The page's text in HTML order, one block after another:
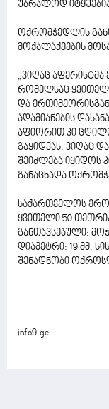
უბრალოდ
ოქრომჭედლის
მოქალაქეების
„ვიღაც აფერისტმა
რომელსაც
და
ადამიანების
აფიორით კი
გაყიდვას. ვიღაც
შეიძლება იყიდოს
განაცხადა
საქართველოს
ყვითელი 50
განთავსებული:
დიამეტრი: 19 მმ.
შენადნობი
info9.ge